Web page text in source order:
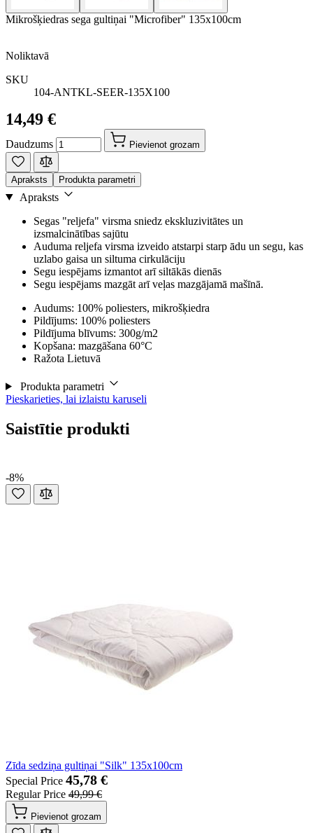
Mikrošķiedras sega gultiņai "Microfiber" 135x100cm
Noliktavā
SKU
104-ANTKL-SEER-135X100
14,49 €
Daudzums Pievienot grozam
Apraksts Produkta parametri
Apraksts
Segas "reljefa" virsma sniedz ekskluzivitātes un
izsmalcinātības sajūtu
Auduma reljefa virsma izveido atstarpi starp ādu un segu, kas
uzlabo gaisa un siltuma cirkulāciju
Segu iespējams izmantot arī siltākās dienās
Segu iespējams mazgāt arī veļas mazgājamā mašīnā.
Audums: 100% poliesters, mikrošķiedra
Pildījums: 100% poliesters
Pildījuma blīvums: 300g/m2
Kopšana: mazgāšana 60°C
Ražota Lietuvā
Produkta parametri
Pieskarieties, lai izlaistu karuseli
Saistītie produkti
-8%
Zīda sedziņa gultiņai "Silk" 135x100cm
Special Price 45,78 €
Regular Price 49,99 €
Pievienot grozam